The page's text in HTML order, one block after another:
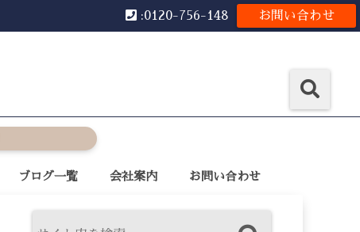
お問い合わせ
:0120-756-148
ブログ一覧 会社案内 お問い合わせ